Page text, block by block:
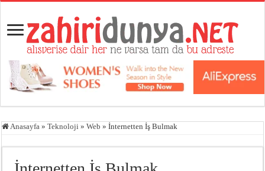
Anasayfa » Teknoloji » Web » İnternetten İş Bulmak